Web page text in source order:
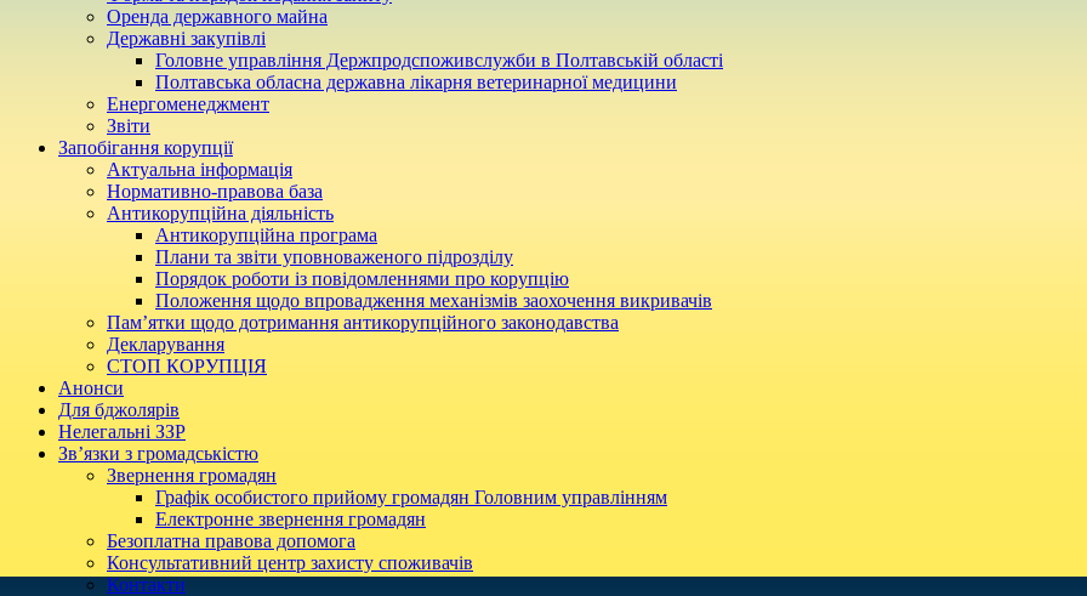
Оренда державного майна
Державні закупівлі
Головне управління Держпродспоживслужби в Полтавській області
Полтавська обласна державна лікарня ветеринарної медицини
Енергоменеджмент
Звіти
Запобігання корупції
Актуальна інформація
Нормативно-правова база
Антикорупційна діяльність
Антикорупційна програма
Плани та звіти уповноваженого підрозділу
Порядок роботи із повідомленнями про корупцію
Положення щодо впровадження механізмів заохочення викривачів
Пам’ятки щодо дотримання антикорупційного законодавства
Декларування
СТОП КОРУПЦІЯ
Анонси
Для бджолярів
Нелегальні ЗЗР
Зв’язки з громадськістю
Звернення громадян
Графік особистого прийому громадян Головним управлінням
Електронне звернення громадян
Безоплатна правова допомога
Консультативний центр захисту споживачів
Контакти